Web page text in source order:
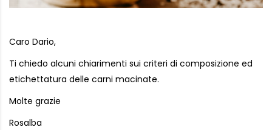
Caro Dario,
Ti chiedo alcuni chiarimenti sui criteri di composizione ed
etichettatura delle carni macinate.
Molte grazie
Rosalba